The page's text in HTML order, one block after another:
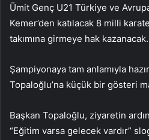
Ümit Genç U21 Türkiye ve
Kemer’den katılacak 8 milli
takımına girmeye hak kazanacak.
Şampiyonaya tam anlamıyla
Topaloğlu’na küçük bir gösteri
Başkan Topaloğlu, ziyaretin
“Eğitim varsa gelecek vardır”